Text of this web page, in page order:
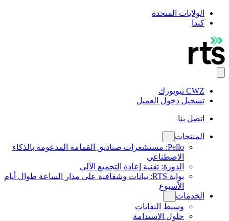
الولايات المتحدة
كندا
CWZ نيويورك
تسجيل دخول العميل
اتصل بنا
المنتجات
Pello: مستشعرات صناديق القمامة المدعومة بالذكاء
الاصطناعي
الدورة: تقنية إعادة التجميع الآلي
بوابة RTS: بيانات وشفافية على مدار الساعة طوال أيام
الأسبوع
الخدمات
وسيط النفايات
حلول الاستدامة